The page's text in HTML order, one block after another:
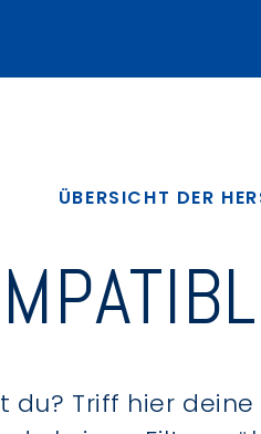
ÜBERSICHT DER
du? Triff hier